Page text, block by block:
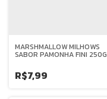
MARSHMALLOW MILHOWS
SABOR PAMONHA FINI 250G
R$7,99